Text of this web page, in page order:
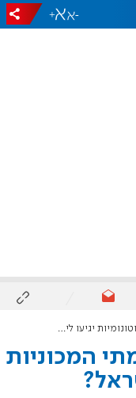
-
+
יגיעו לישראל?
המכוניות